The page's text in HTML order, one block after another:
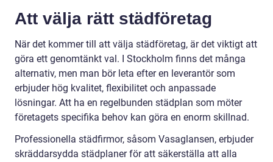
Att välja rätt städföretag
När det kommer till att välja städföretag, är det viktigt att
göra ett genomtänkt val. I Stockholm finns det många
alternativ, men man bör leta efter en leverantör som
erbjuder hög kvalitet, flexibilitet och anpassade
lösningar. Att ha en regelbunden städplan som möter
företagets specifika behov kan göra en enorm skillnad.
Professionella städfirmor, såsom Vasaglansen, erbjuder
skräddarsydda städplaner för att säkerställa att alla